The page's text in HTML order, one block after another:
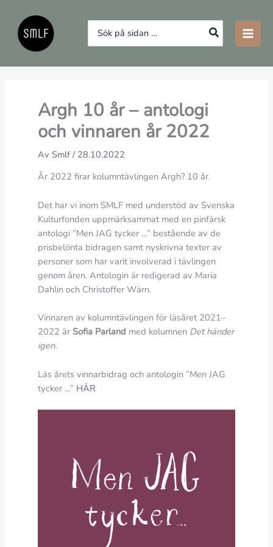
innehåll
Search
for:
Argh 10 år – antologi
och vinnaren år 2022
AvSmlf/ 28.10.2022
År 2022 firar kolumntävlingen Argh? 10 år.
Det har vi inom SMLF med understöd av Svenska
Kulturfonden uppmärksammat med en pinfärsk
antologi ”Men JAG tycker …” bestående av de
prisbelönta bidragen samt nyskrivna texter av
personer som har varit involverad i tävlingen
genom åren. Antologin är redigerad av Maria
Dahlin och Christoffer Wärn.
Vinnaren av kolumntävlingen för läsåret 2021–
2022 är Sofia Parland med kolumnen Det händer
igen.
Läs årets vinnarbidrag och antologin ”Men JAG
tycker …” HÄR